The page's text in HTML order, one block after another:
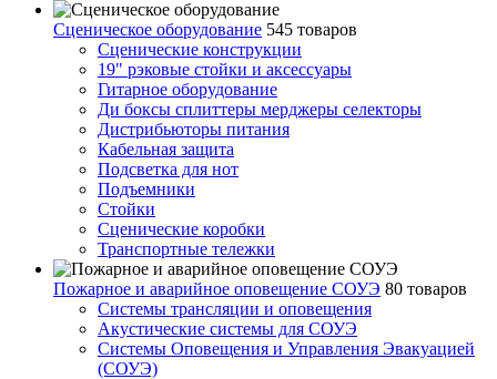
Сценическое оборудование 545 товаров
Сценические конструкции
19" рэковые стойки и аксесcуары
Гитарное оборудование
Ди боксы сплиттеры мерджеры селекторы
Дистрибьюторы питания
Кабельная защита
Подсветка для нот
Подъемники
Стойки
Сценические коробки
Транспортные тележки
Пожарное и аварийное оповещение СОУЭ 80 товаров
Cистемы трансляции и оповещения
Акустические системы для СОУЭ
Системы Оповещения и Управления Эвакуацией
(СОУЭ)